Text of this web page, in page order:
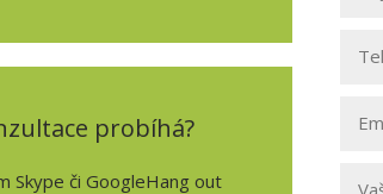
probíhá?
Skype či GoogleHang out